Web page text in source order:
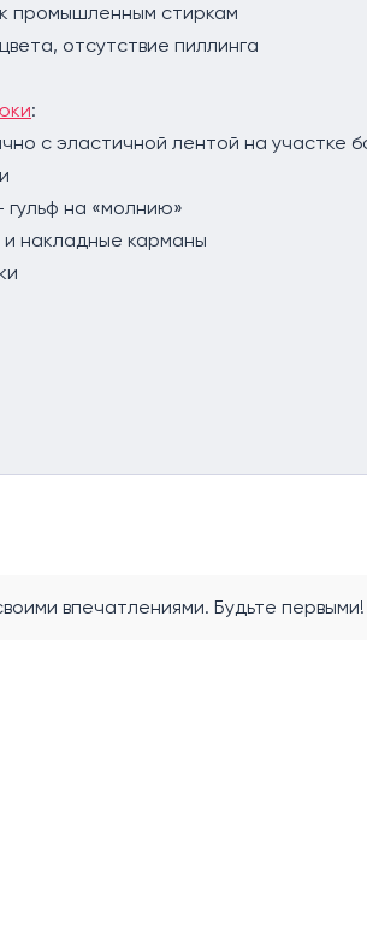
к промышленным стиркам
отсутствие пиллинга
:
с эластичной лентой на участке
гульф на «молнию»
и накладные карманы
впечатлениями. Будьте первыми!